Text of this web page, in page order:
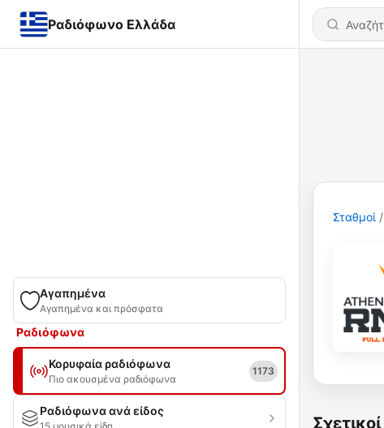
Ραδιόφωνο Ελλάδα
Αγαπημένα
Αγαπημένα και πρόσφατα
Ραδιόφωνα
Κορυφαία ραδιόφωνα
Πιο ακουσμένα ραδιόφωνα
1173
Ραδιόφωνα ανά είδος
Σταθμοί